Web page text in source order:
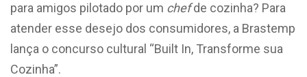
para amigos pilotado por um chefde cozinha? Para
atender esse desejo dos consumidores, a Brastemp
lança o concurso cultural “Built In, Transforme sua
Cozinha”.